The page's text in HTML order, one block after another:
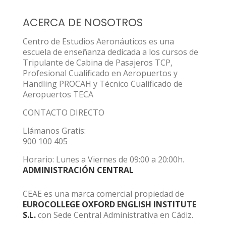
ACERCA DE NOSOTROS
Centro de Estudios Aeronáuticos es una
escuela de enseñanza dedicada a los cursos de
Tripulante de Cabina de Pasajeros TCP,
Profesional Cualificado en Aeropuertos y
Handling PROCAH y Técnico Cualificado de
Aeropuertos TECA
CONTACTO DIRECTO
Llámanos Gratis:
900 100 405
Horario: Lunes a Viernes de 09:00 a 20:00h.
ADMINISTRACIÓN CENTRAL
CEAE es una marca comercial propiedad de
EUROCOLLEGE OXFORD ENGLISH INSTITUTE
S.L.con Sede Central Administrativa en Cádiz.